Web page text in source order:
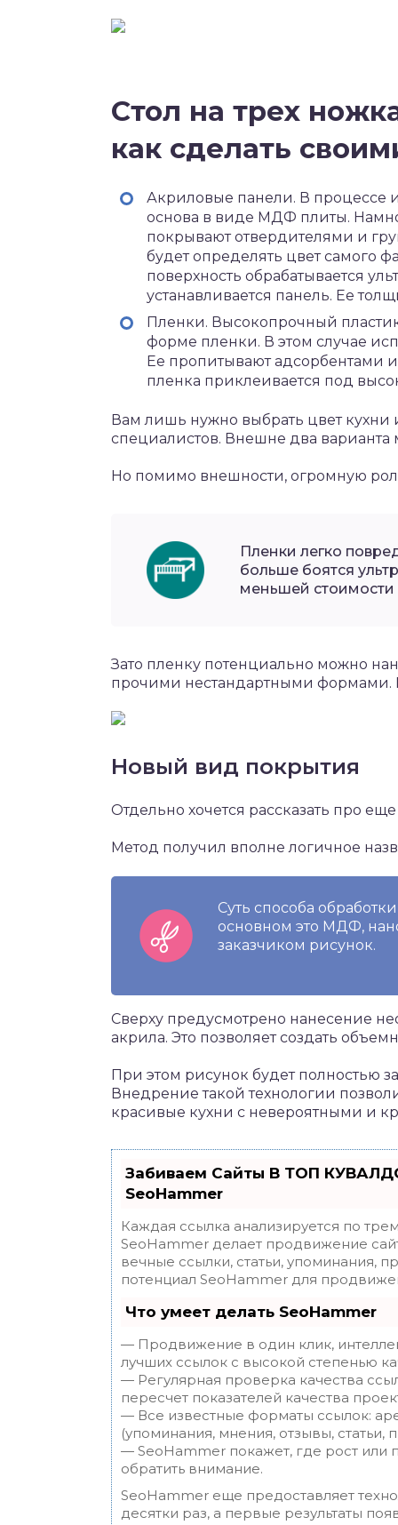
Стол на трех
как сделать
Акриловые панели. В процессе
основа в виде МДФ плиты.
покрывают отвердителями и
будет определять цвет самого
поверхность обрабатывается
устанавливается панель. Ее
Пленки. Высокопрочный
форме пленки. В этом случае
Ее пропитывают адсорбентами
пленка приклеивается под
Вам лишь нужно выбрать цвет кухни
специалистов. Внешне два варианта
Но помимо внешности, огромную
Пленки легко
больше боятся
меньшей стоимости
Зато пленку потенциально можно
прочими нестандартными формами.
Новый вид покрытия
Отдельно хочется рассказать про
Метод получил вполне логичное
Суть способа
основном это МДФ,
заказчиком рисунок.
Сверху предусмотрено нанесение
акрила. Это позволяет создать
При этом рисунок будет полностью
Внедрение такой технологии
красивые кухни с невероятными и
Забиваем Сайты В ТОП
SeoHammer
Каждая ссылка анализируется по
SeoHammer делает продвижение
вечные ссылки, статьи, упоминания,
потенциал SeoHammer для
Что умеет делать SeoHammer
— Продвижение в один клик,
лучших ссылок с высокой степенью
— Регулярная проверка качества
пересчет показателей качества
— Все известные форматы ссылок:
(упоминания, мнения, отзывы, статьи,
— SeoHammer покажет, где рост или
обратить внимание.
SeoHammer еще предоставляет
десятки раз, а первые результаты